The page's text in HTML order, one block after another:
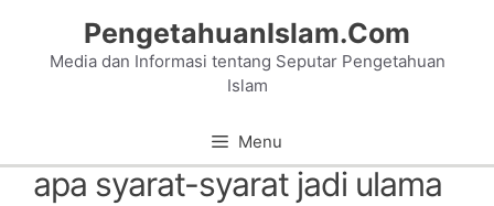
content
PengetahuanIslam.Com
Media dan Informasi tentang Seputar Pengetahuan
Islam
Menu
apa syarat-syarat jadi ulama